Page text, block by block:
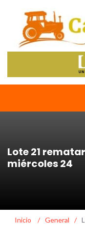
Lote 21
miércoles 24
Inicio / General /